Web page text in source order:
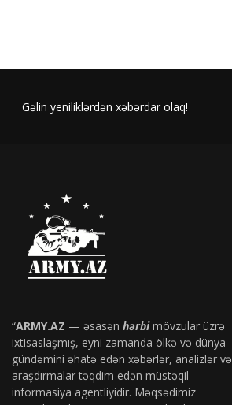
Gəlin yeniliklərdən xəbərdar olaq!
“ARMY.AZ — əsasən hərbimövzular üzrə
ixtisaslaşmış, eyni zamanda ölkə və dünya
gündəmini əhatə edən xəbərlər, analizlər və
araşdırmalar təqdim edən müstəqil
informasiya agentliyidir. Məqsədimiz